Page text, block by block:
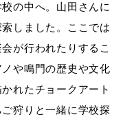
の中へ。山田さんに
しました。ここでは
が行われたりするこ
や鳴門の歴史や文化
れたチョークアート
狩りと一緒に学校探